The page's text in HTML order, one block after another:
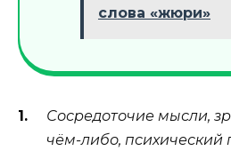
слова «жюри»
Сосредоточие мысли,
чём-либо, психический